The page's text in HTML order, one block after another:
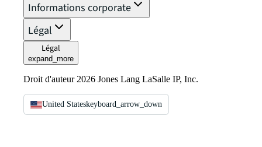
Informations corporate
Légal
Légal
expand_more
Droit d'auteur 2026 Jones Lang LaSalle IP, Inc.
United Stateskeyboard_arrow_down